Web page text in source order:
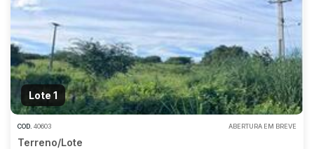
Lote 1
COD. 40603 ABERTURA EM BREVE
Terreno/Lote